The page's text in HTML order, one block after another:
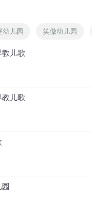
幼儿园 笑傲幼儿园
儿歌
儿歌